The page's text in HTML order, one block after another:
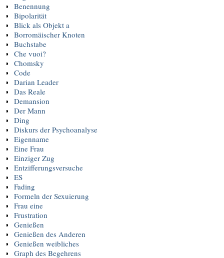
Benennung
Bipolarität
Blick als Objekt a
Borromäischer Knoten
Buchstabe
Che vuoi?
Chomsky
Code
Darian Leader
Das Reale
Demansion
Der Mann
Ding
Diskurs der Psychoanalyse
Eigenname
Eine Frau
Einziger Zug
Entzifferungsversuche
ES
Fading
Formeln der Sexuierung
Frau eine
Frustration
Genießen
Genießen des Anderen
Genießen weibliches
Graph des Begehrens